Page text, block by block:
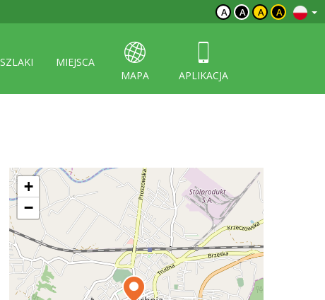
A A A A
SZLAKI
MIEJSCA
MAPA
APLIKACJA
+
−